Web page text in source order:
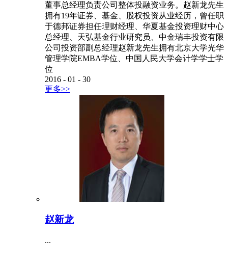
董事总经理负责公司整体投融资业务。赵新龙先生
拥有19年证券、基金、股权投资从业经历，曾任职
于德邦证券担任理财经理、华夏基金投资理财中心
总经理、天弘基金行业研究员、中金瑞丰投资有限
公司投资部副总经理赵新龙先生拥有北京大学光华
管理学院EMBA学位、中国人民大学会计学学士学
位
2016 - 01 - 30
更多>>
赵新龙
...